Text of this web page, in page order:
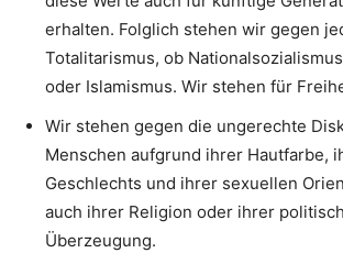
erhalten. Folglich stehen wir gegen
Totalitarismus, ob
oder Islamismus. Wir stehen für
Wir stehen gegen die ungerechte
Menschen aufgrund ihrer Hautfarbe,
Geschlechts und ihrer sexuellen
auch ihrer Religion oder ihrer
Überzeugung.